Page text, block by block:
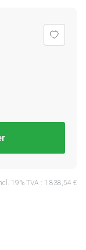
19% TVA : 1 838,54 €